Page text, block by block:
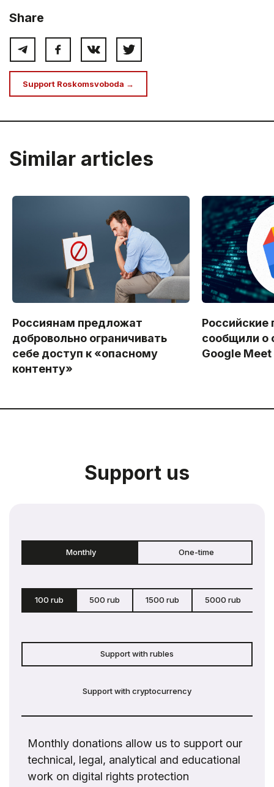
Share
Support Roskomsvoboda →
Similar articles
Россиянам предложат
добровольно ограничивать
себе доступ к «опасному
контенту»
Российские
сообщили о
Google Meet
Support us
Monthly One-time
100 rub 500 rub 1500 rub 5000 rub
Support with rubles
Support with cryptocurrency
Monthly donations allow us to support our
technical, legal, analytical and educational
work on digital rights protection